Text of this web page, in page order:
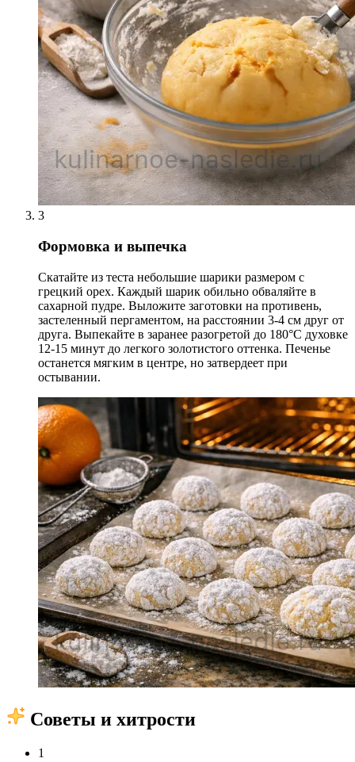
3
Формовка и выпечка
Скатайте из теста небольшие шарики размером с
грецкий орех. Каждый шарик обильно обваляйте в
сахарной пудре. Выложите заготовки на противень,
застеленный пергаментом, на расстоянии 3-4 см друг от
друга. Выпекайте в заранее разогретой до 180°C духовке
12-15 минут до легкого золотистого оттенка. Печенье
останется мягким в центре, но затвердеет при
остывании.
Советы и хитрости
1